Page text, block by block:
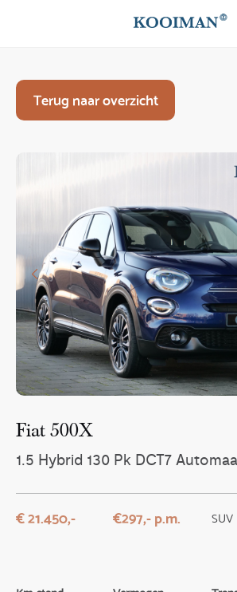
Terug naar overzicht
Fiat 500X
1.5 Hybrid 130 Pk DCT7
€ 21.450,- €297,- p.m. SUV